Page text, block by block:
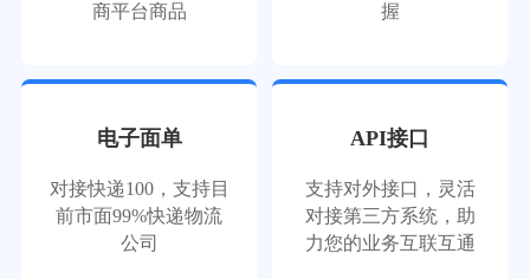
商平台商品
握
电子面单
对接快递100，支持目
前市面99%快递物流
公司
API接口
支持对外接口，灵活
对接第三方系统，助
力您的业务互联互通